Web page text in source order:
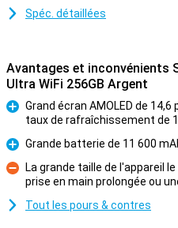
Spéc. détaillées
Avantages et inconvénients
Ultra WiFi 256GB Argent
Pour
Grand écran AMOLED de
taux de rafraîchissement de
Pour
Grande batterie de 11 600
Contre
La grande taille de l'appareil
prise en main prolongée ou
Tout les pours & contres